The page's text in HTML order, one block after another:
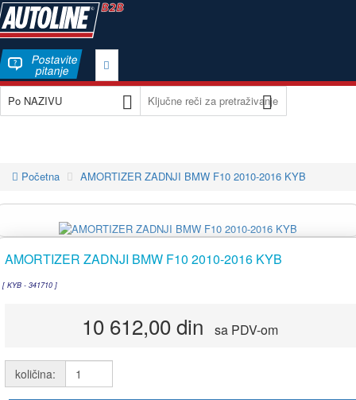
Postavite
pitanje
Početna AMORTIZER ZADNJI BMW F10 2010-2016 KYB
AMORTIZER ZADNJI BMW F10 2010-2016 KYB
[ KYB - 341710 ]
10 612,00 dinsa PDV-om
količina: